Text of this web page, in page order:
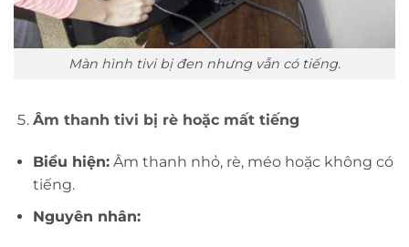
Màn hình tivi bị đen nhưng vẫn có tiếng.
Âm thanh tivi bị rè hoặc mất tiếng
Biểu hiện:Âm thanh nhỏ, rè, méo hoặc không có
tiếng.
Nguyên nhân: